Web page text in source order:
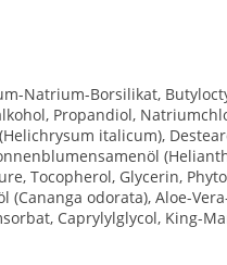
Natrium-Borsilikat,
Propandiol,
italicum),
Tocopherol, Glycerin,
odorata), Aloe-
Caprylylglycol, King-